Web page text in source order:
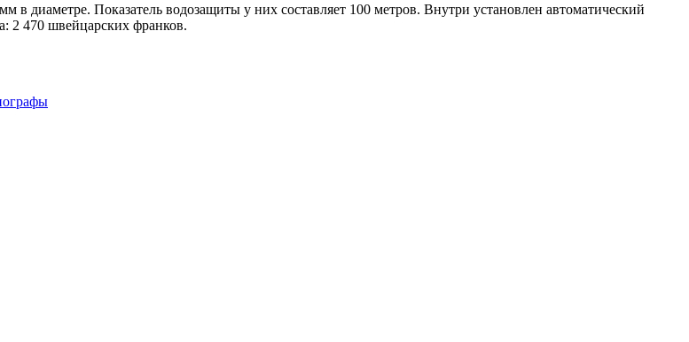
в диаметре. Показатель водозащиты у них составляет 100 метров. Внутри установлен автоматический
2 470 швейцарских франков.